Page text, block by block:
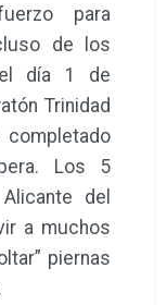
para
de los
el día 1 de
Trinidad
Los 5
del
a muchos
piernas